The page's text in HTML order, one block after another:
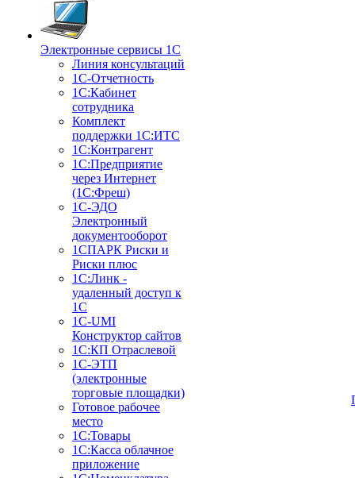
Электронные сервисы 1С
Линия консультаций
1С-Отчетность
1С:Кабинет
сотрудника
Комплект
поддержки 1С:ИТС
1С:Контрагент
1С:Предприятие
через Интернет
(1С:Фреш)
1С-ЭДО
Электронный
документооборот
1СПАРК Риски и
Риски плюс
1С:Линк -
удаленный доступ к
1С
1С-UMI
Конструктор сайтов
1С:КП Отраслевой
1С-ЭТП
(электронные
торговые площадки)
Готовое рабочее
место
1С:Товары
1С:Касса облачное
приложение